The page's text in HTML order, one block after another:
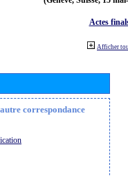
Actes
Afficher
correspondance